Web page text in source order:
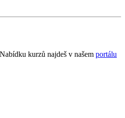
kurzů najdeš v našem portálu